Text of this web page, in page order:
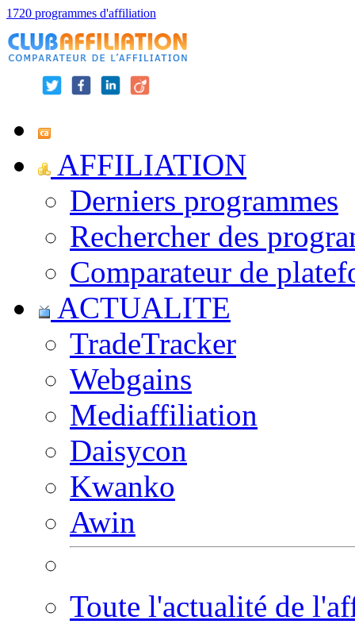
1720 programmes d'affiliation
AFFILIATION
Derniers programmes
Rechercher des
Comparateur de
ACTUALITE
TradeTracker
Webgains
Mediaffiliation
Daisycon
Kwanko
Awin
Toute l'actualité de